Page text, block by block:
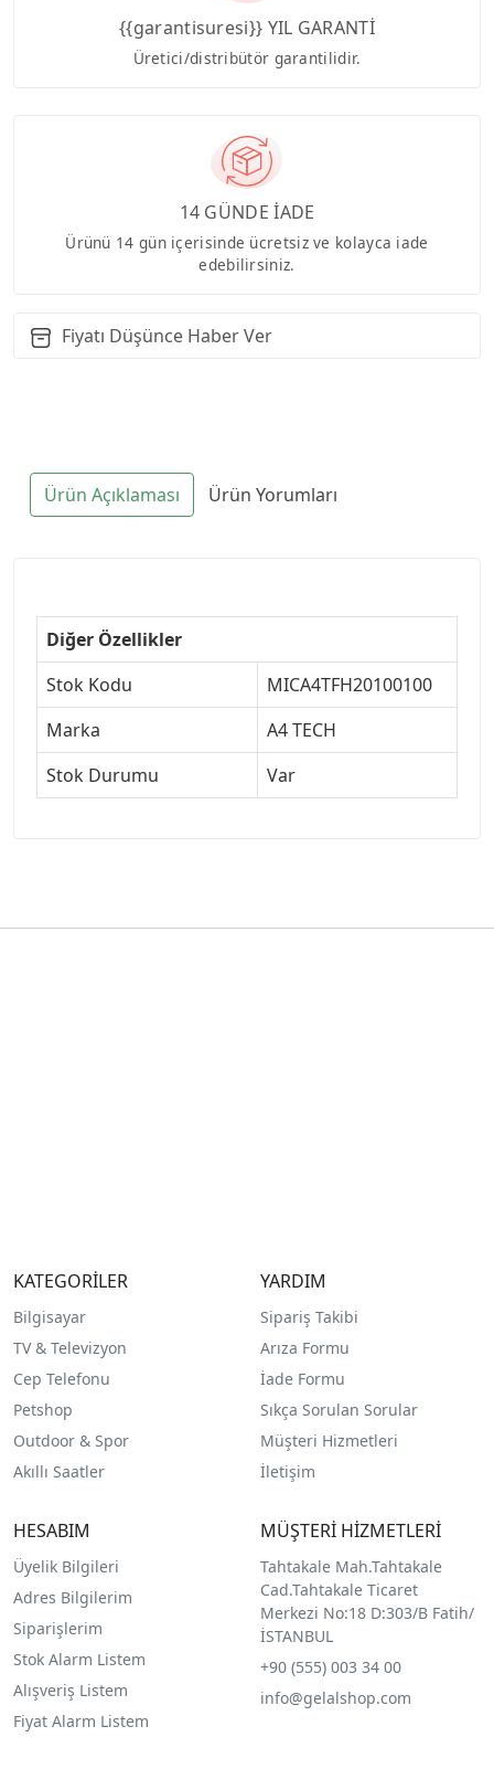
{{garantisuresi}} YIL GARANTİ
Üretici/distribütör garantilidir.
14 GÜNDE İADE
Ürünü 14 gün içerisinde ücretsiz ve kolayca iade
edebilirsiniz.
Fiyatı Düşünce Haber Ver
Ürün Açıklaması Ürün Yorumları
Diğer Özellikler
Stok Kodu
MICA4TFH20100100
Marka
A4 TECH
Stok Durumu
Var
KATEGORİLER
Bilgisayar
TV & Televizyon
Cep Telefonu
Petshop
Outdoor & Spor
Akıllı Saatler
YARDIM
Sipariş Takibi
Arıza Formu
İade Formu
Sıkça Sorulan Sorular
Müşteri Hizmetleri
İletişim
HESABIM
Üyelik Bilgileri
Adres Bilgilerim
Siparişlerim
Stok Alarm Listem
Alışveriş Listem
Fiyat Alarm Listem
MÜŞTERİ HİZMETLERİ
Tahtakale Mah.Tahtakale
Cad.Tahtakale Ticaret
Merkezi No:18 D:303/B Fatih/
İSTANBUL
+90 (555) 003 34 00
info@gelalshop.com